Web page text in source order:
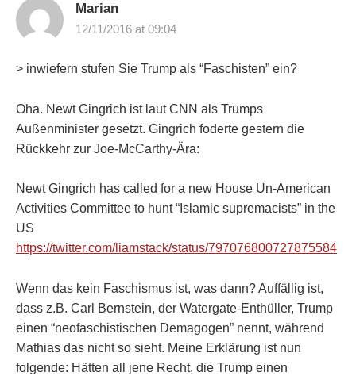
Marian
12/11/2016 at 09:04
> inwiefern stufen Sie Trump als “Faschisten” ein?
Oha. Newt Gingrich ist laut CNN als Trumps
Außenminister gesetzt. Gingrich foderte gestern die
Rückkehr zur Joe-McCarthy-Ära:
Newt Gingrich has called for a new House Un-American
Activities Committee to hunt “Islamic supremacists” in the
US
https://twitter.com/liamstack/status/797076800727875584
Wenn das kein Faschismus ist, was dann? Auffällig ist,
dass z.B. Carl Bernstein, der Watergate-Enthüller, Trump
einen “neofaschistischen Demagogen” nennt, während
Mathias das nicht so sieht. Meine Erklärung ist nun
folgende: Hätten all jene Recht, die Trump einen